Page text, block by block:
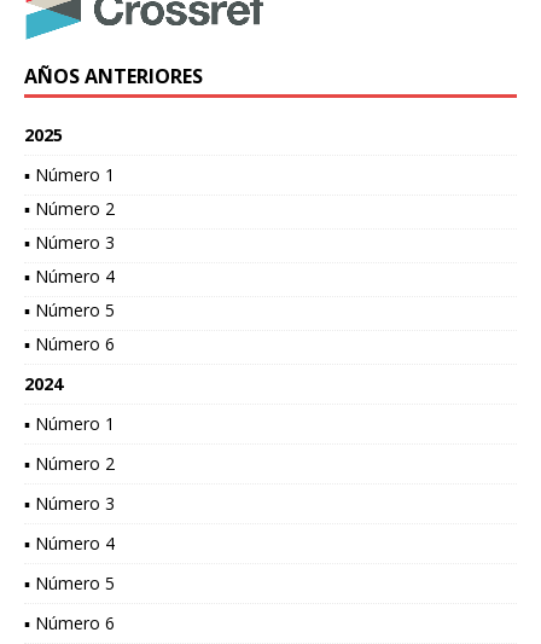
AÑOS ANTERIORES
2025
▪ Número 1
▪ Número 2
▪ Número 3
▪ Número 4
▪ Número 5
▪ Número 6
2024
▪ Número 1
▪ Número 2
▪ Número 3
▪ Número 4
▪ Número 5
▪ Número 6